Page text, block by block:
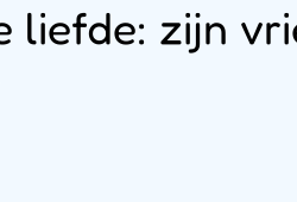
liefde: zijn